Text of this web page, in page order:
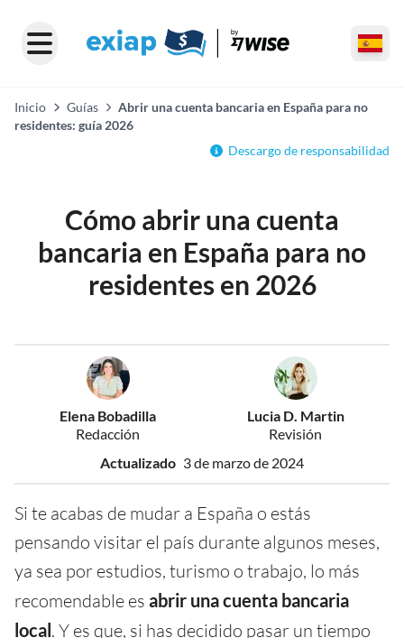
Inicio Guías
Abrir una cuenta bancaria en España para no
residentes: guía 2026
Descargo de responsabilidad
Cómo abrir una cuenta
bancaria en España para no
residentes en 2026
Elena Bobadilla
Redacción
Lucia D. Martin
Revisión
Actualizado 3 de marzo de 2024
Si te acabas de mudar a España o estás
pensando visitar el país durante algunos meses,
ya sea por estudios, turismo o trabajo, lo más
recomendable es abrir unacuenta bancaria
local. Y es que, si has decidido pasar un tiempo